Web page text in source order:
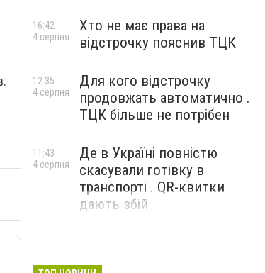
Хто не має права на
відстрочку пояснив ТЦК
16:42
4 серпня
Для кого відстрочку
продовжать автоматично .
ТЦК більше не потрібен
12:35
4 серпня
Де в Україні повністю
скасували готівку в
транспорті . QR-квитки
дають збій
11:43
4 серпня